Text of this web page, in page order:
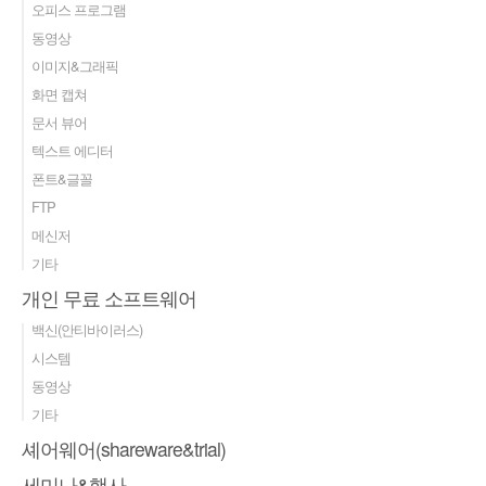
오피스 프로그램
동영상
이미지&그래픽
화면 캡쳐
문서 뷰어
텍스트 에디터
폰트&글꼴
FTP
메신저
기타
개인 무료 소프트웨어
백신(안티바이러스)
시스템
동영상
기타
셰어웨어(shareware&trial)